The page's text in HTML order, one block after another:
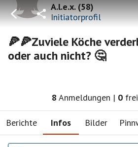
A.l.e.x.(58)
Initiatorprofil
🍕🍕Zuviele Köche
oder auch nicht? 🤔
8 Anmeldungen | 0
Berichte Infos Bilder